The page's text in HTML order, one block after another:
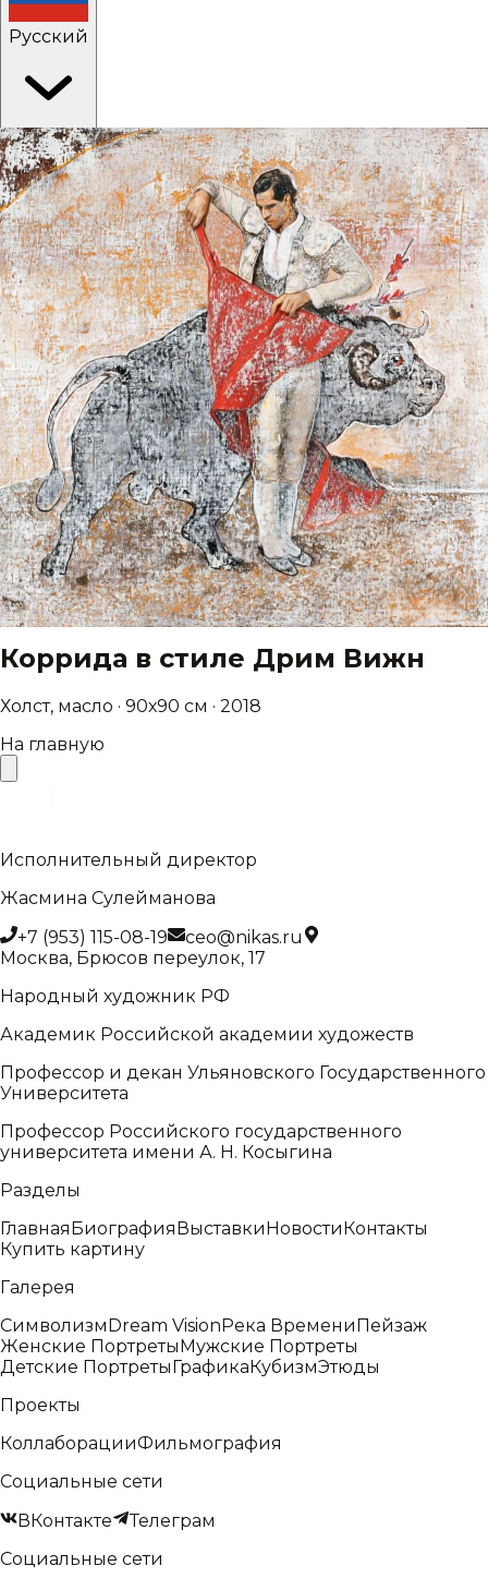
Русский
Коррида в стиле Дрим Вижн
Холст, масло · 90х90 см · 2018
На главную
Исполнительный директор
Жасмина Сулейманова
+7 (953) 115-08-19
ceo@nikas.ru
Москва, Брюсов переулок, 17
Народный художник РФ
Академик Российской академии художеств
Профессор и декан Ульяновского Государственного
Университета
Профессор Российского государственного
университета имени А. Н. Косыгина
Разделы
ГлавнаяБиографияВыставкиНовостиКонтакты
Купить картину
Галерея
СимволизмDream VisionРека ВремениПейзаж
Женские ПортретыМужские Портреты
Детские ПортретыГрафикаКубизмЭтюды
Проекты
КоллаборацииФильмография
Социальные сети
ВКонтакте
Телеграм
Социальные сети